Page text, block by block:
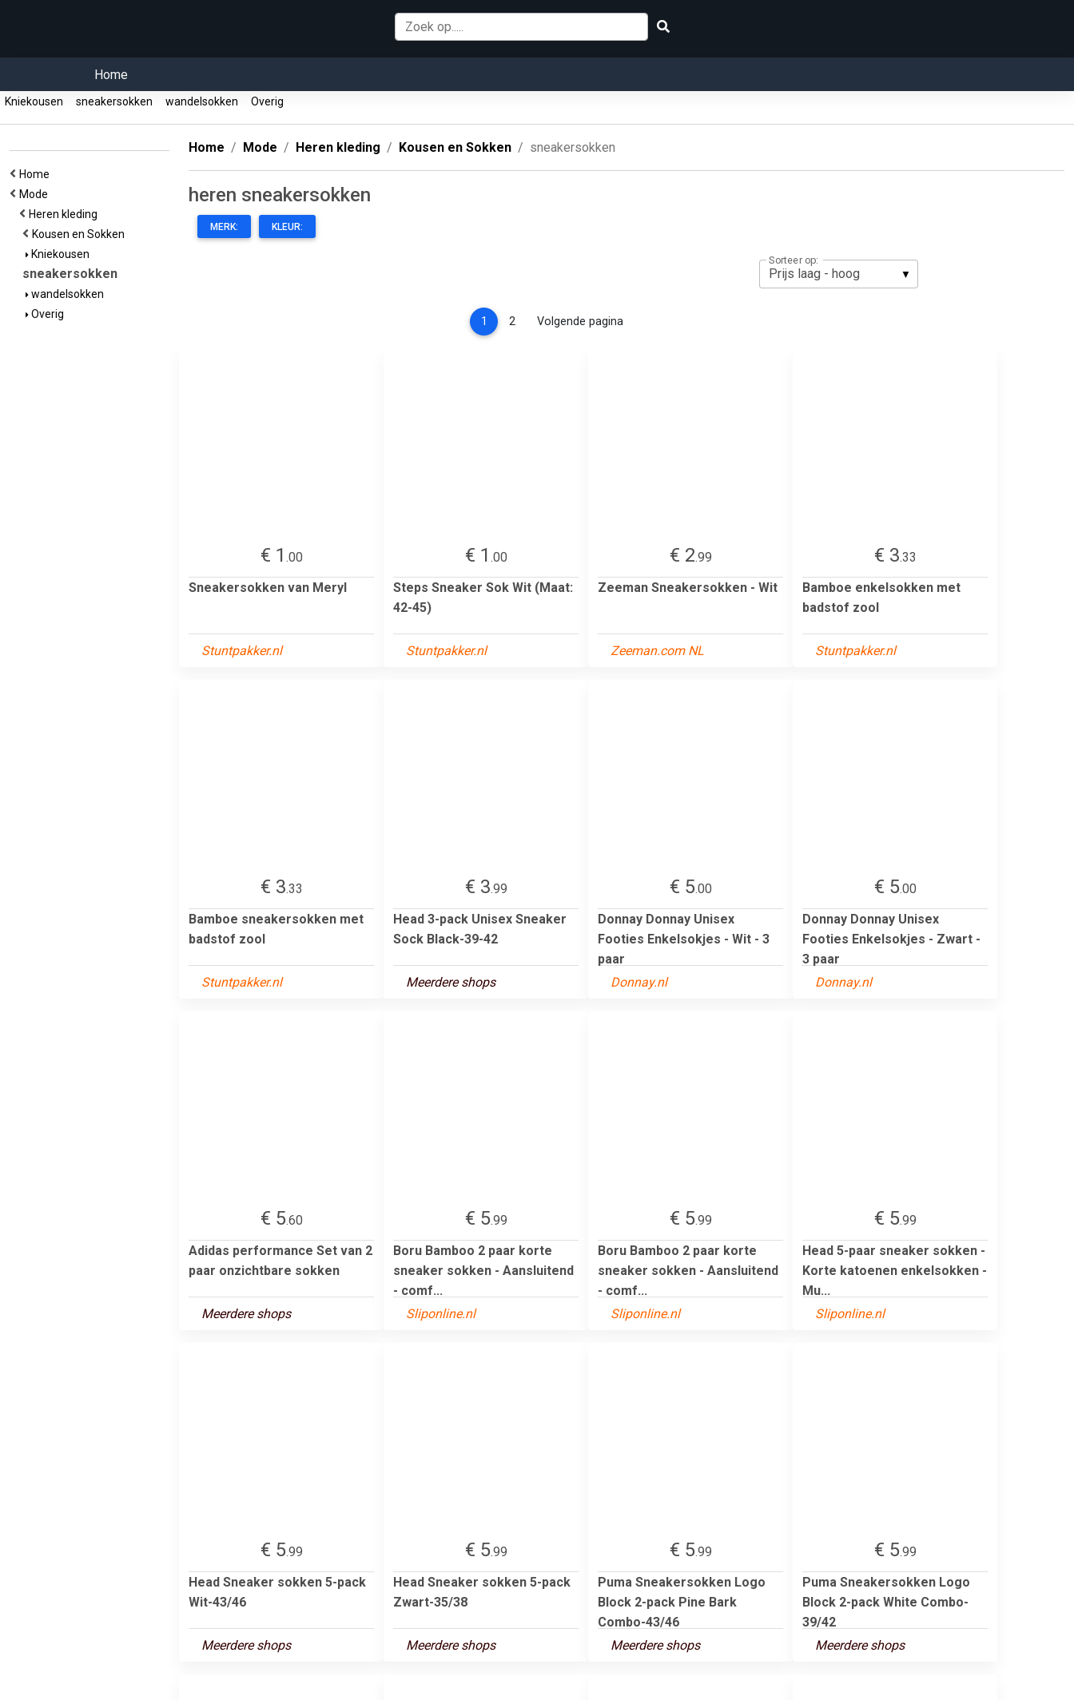
Home
Kniekousen sneakersokken wandelsokken Overig
Home
Mode
Heren kleding
Kousen en Sokken
Kniekousen
sneakersokken
wandelsokken
Overig
Home Mode Heren kleding Kousen en Sokken sneakersokken
heren sneakersokken
MERK: KLEUR:
Sorteer op:
1 (current)
2 Volgende pagina
€ 1 .00
Sneakersokken van Meryl
Stuntpakker.nl
€ 1 .00
Steps Sneaker Sok Wit (Maat:
42-45)
Stuntpakker.nl
€ 2.99
Zeeman Sneakersokken - Wit
Zeeman.com NL
€ 3.33
Bamboe enkelsokken met
badstof zool
Stuntpakker.nl
€ 3.33
Bamboe sneakersokken met
badstof zool
Stuntpakker.nl
€ 3.99
Head 3-pack Unisex Sneaker
Sock Black-39-42
Meerdere shops
€ 5.00
Donnay Donnay Unisex
Footies Enkelsokjes - Wit - 3
paar
Donnay.nl
€ 5.00
Donnay Donnay Unisex
Footies Enkelsokjes - Zwart -
3 paar
Donnay.nl
€ 5.60
Adidas performance Set van 2
paar onzichtbare sokken
Meerdere shops
€ 5.99
Boru Bamboo 2 paar korte
sneaker sokken - Aansluitend
- comf...
Sliponline.nl
€ 5.99
Boru Bamboo 2 paar korte
sneaker sokken - Aansluitend
- comf...
Sliponline.nl
€ 5.99
Head 5-paar sneaker sokken -
Korte katoenen enkelsokken -
Mu...
Sliponline.nl
€ 5.99
Head Sneaker sokken 5-pack
Wit-43/46
Meerdere shops
€ 5.99
Head Sneaker sokken 5-pack
Zwart-35/38
Meerdere shops
€ 5.99
Puma Sneakersokken Logo
Block 2-pack Pine Bark
Combo-43/46
Meerdere shops
€ 5.99
Puma Sneakersokken Logo
Block 2-pack White Combo-
39/42
Meerdere shops